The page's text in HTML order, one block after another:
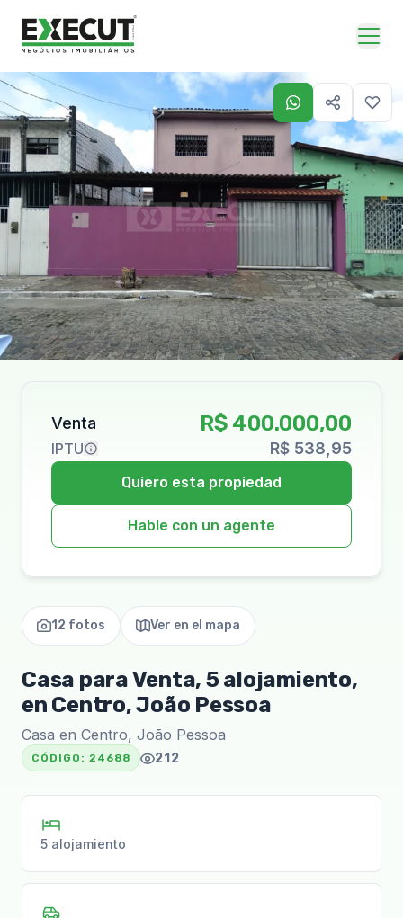
12 fotos Ver en el mapa
Casa para Venta, 5 alojamiento,
en Centro, João Pessoa
Casa en Centro, João Pessoa
CÓDIGO: 24688 212
5 alojamiento
Venta R$ 400.000,00
IPTU R$ 538,95
Quiero esta propiedad
Hable con un agente